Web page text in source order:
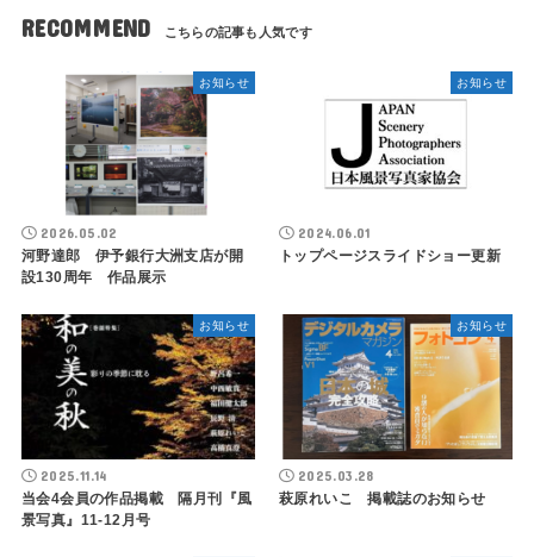
RECOMMEND
お知らせ
2026.05.02
河野達郎 伊予銀行大洲支店が開
設130周年 作品展示
お知らせ
2024.06.01
トップページスライドショー更新
お知らせ
2025.11.14
当会4会員の作品掲載 隔月刊『風
景写真』11-12月号
お知らせ
2025.03.28
萩原れいこ 掲載誌のお知らせ